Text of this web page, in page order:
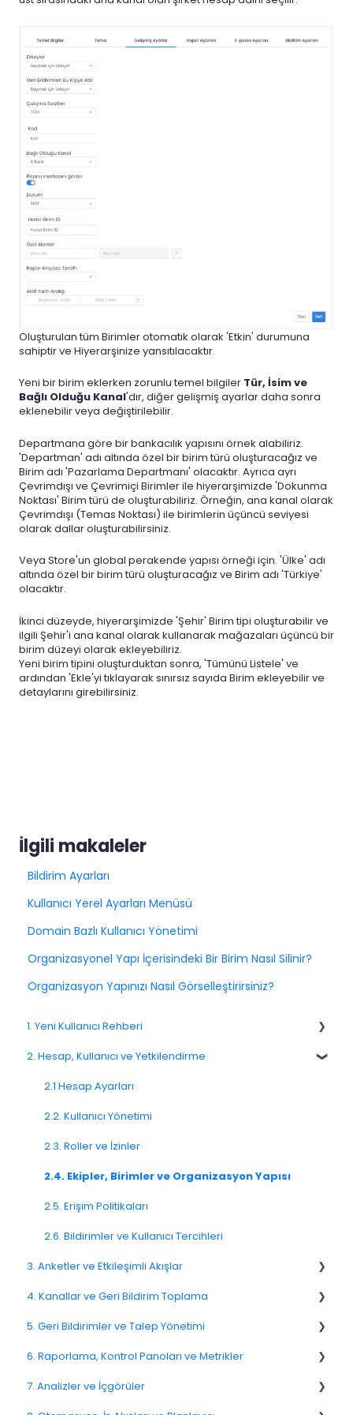
Oluşturulan tüm Birimler otomatik olarak 'Etkin' durumuna
sahiptir ve Hiyerarşinize yansıtılacaktır.
Yeni bir birim eklerken zorunlu temel bilgiler Tür, İsim ve
Bağlı Olduğu Kanal'dır, diğer gelişmiş ayarlar daha sonra
eklenebilir veya değiştirilebilir.
Departmana göre bir bankacılık yapısını örnek alabiliriz.
'Departman' adı altında özel bir birim türü oluşturacağız ve
Birim adı 'Pazarlama Departmanı' olacaktır. Ayrıca ayrı
Çevrimdışı ve Çevrimiçi Birimler ile hiyerarşimizde 'Dokunma
Noktası' Birim türü de oluşturabiliriz. Örneğin, ana kanal olarak
Çevrimdışı (Temas Noktası) ile birimlerin üçüncü seviyesi
olarak dallar oluşturabilirsiniz.
Veya Store'un global perakende yapısı örneği için. 'Ülke' adı
altında özel bir birim türü oluşturacağız ve Birim adı 'Türkiye'
olacaktır.
İkinci düzeyde, hiyerarşimizde 'Şehir' Birim tipi oluşturabilir ve
ilgili Şehir'i ana kanal olarak kullanarak mağazaları üçüncü bir
birim düzeyi olarak ekleyebiliriz.
Yeni birim tipini oluşturduktan sonra, 'Tümünü Listele' ve
ardından 'Ekle'yi tıklayarak sınırsız sayıda Birim ekleyebilir ve
detaylarını girebilirsiniz.
İlgili makaleler
Bildirim Ayarları
Kullanıcı Yerel Ayarları Menüsü
Domain Bazlı Kullanıcı Yönetimi
Organizasyonel Yapı İçerisindeki Bir Birim Nasıl Silinir?
Organizasyon Yapınızı Nasıl Görselleştirirsiniz?
1. Yeni Kullanıcı Rehberi
1.1. Platforma Genel Bakış
1.3. Navigasyon ve Çalışma Alanı
2. Hesap, Kullanıcı ve Yetkilendirme
2.1 Hesap Ayarları
2.2. Kullanıcı Yönetimi
2.3. Roller ve İzinler
2.4. Ekipler, Birimler ve Organizasyon Yapısı
2.5. Erişim Politikaları
2.6. Bildirimler ve Kullanıcı Tercihleri
3. Anketler ve Etkileşimli Akışlar
3.1. Anketlere Giriş
3.2. Anket Oluşturma ve Yönetme
3.3. Soru Türleri
3.4. Anket Mantığı ve Akış Yapısı
4. Kanallar ve Geri Bildirim Toplama
4.1. Kanallara Genel Bakış
4.2. E-posta Anketleri
4.4. Bağlantı ve QR Kod Anketleri
5. Geri Bildirimler ve Talep Yönetimi
Spam
Geri Bildirim
6. Raporlama, Kontrol Panoları ve Metrikler
NPS
7. Analizler ve İçgörüler